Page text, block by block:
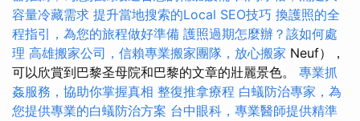
容量冷藏需求 提升當地搜索的Local SEO技巧 換護照的全
程指引，為您的旅程做好準備 護照過期怎麼辦？該如何處
理 高雄搬家公司，信賴專業搬家團隊，放心搬家 Neuf），
可以欣賞到巴黎圣母院和巴黎的文章的壯麗景色。 專業抓
姦服務，協助你掌握真相 整復推拿療程 白蟻防治專家，為
您提供專業的白蟻防治方案 台中眼科，專業醫師提供精準